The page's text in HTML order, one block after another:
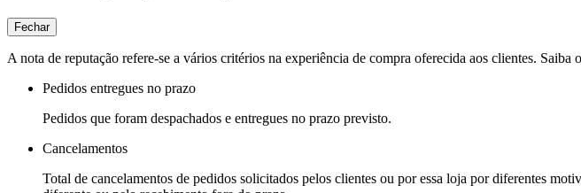
Fechar
A nota de reputação refere-se a vários critérios na experiência de compra oferecida aos clientes. Saiba
Pedidos entregues no prazo
Pedidos que foram despachados e entregues no prazo previsto.
Cancelamentos
Total de cancelamentos de pedidos solicitados pelos clientes ou por essa loja por diferentes